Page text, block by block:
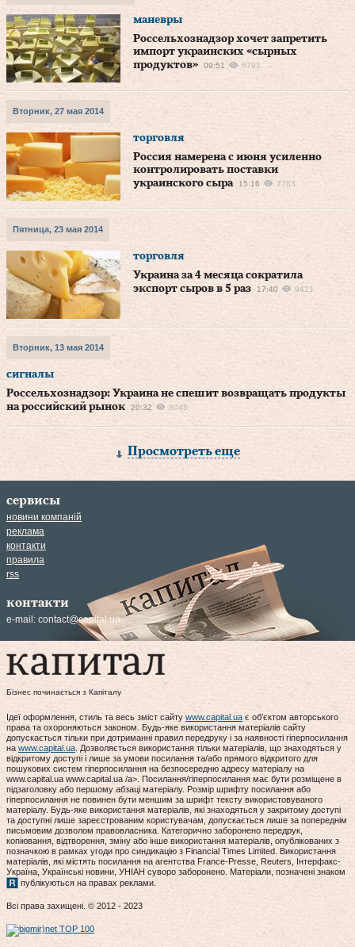
маневры
Россельхознадзор хочет запретить
импорт украинских «сырных
продуктов»
09:51 6791
Вторник, 27 мая 2014
торговля
Россия намерена с июня усиленно
контролировать поставки
украинского сыра
15:16 7763
Пятница, 23 мая 2014
торговля
Украина за 4 месяца сократила
экспорт сыров в 5 раз
17:40 9421
Вторник, 13 мая 2014
сигналы
Россельхознадзор: Украина не спешит возвращать продукты
на российский рынок
20:32 8045
Просмотреть еще
сервисы
новини компаній
реклама
контакти
правила
rss
контакти
e-mail: contact@capital.ua
Бізнес починається з Капіталу
Ідеї оформлення, стиль та весь зміст сайту www.capital.ua є об'єктом авторського
права та охороняються законом. Будь-яке використання матеріалів сайту
допускається тільки при дотриманні правил передруку і за наявності гіперпосилання
на www.capital.ua . Дозволяється використання тільки матеріалів, що знаходяться у
відкритому доступі і лише за умови посилання та/або прямого відкритого для
пошукових систем гіперпосилання на безпосередню адресу матеріалу на
www.capital.ua www.capital.ua /a>. Посилання/гіперпосилання має бути розміщене в
підзаголовку або першому абзаці матеріалу. Розмір шрифту посилання або
гіперпосилання не повинен бути меншим за шрифт тексту використовуваного
матеріалу. Будь-яке використання матеріалів, які знаходяться у закритому доступі
та доступні лише зареєстрованим користувачам, допускається лише за попереднім
письмовим дозволом правовласника. Категорично заборонено передрук,
копіювання, відтворення, зміну або інше використання матеріалів, опублікованих з
позначкою в рамках угоди про синдикацію з Financial Times Limited. Використання
матеріалів, які містять посилання на агентства France-Presse, Reuters, Інтерфакс-
Україна, Українські новини, УНІАН суворо заборонено. Матеріали, позначені знаком
публікуються на правах реклами.
Всі права захищені. © 2012 - 2023